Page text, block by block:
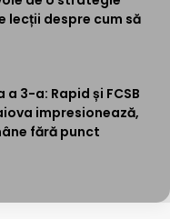
lecții despre cum să
3-a: Rapid și FCSB
impresionează,
fără punct